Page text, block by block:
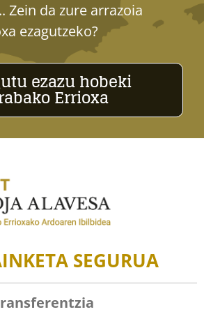
Zein da zure arrazoia
ezagutzeko?
ezazu hobeki
Errioxa
SEGURUA